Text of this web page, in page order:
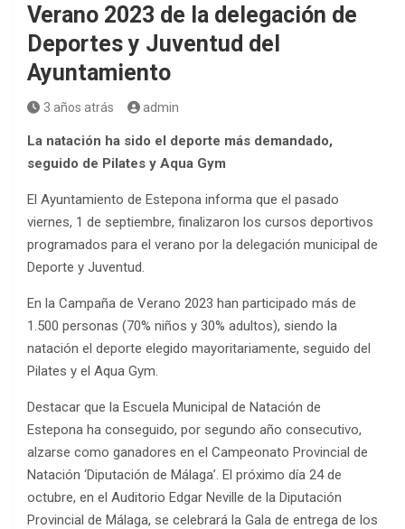
Verano 2023 de la delegación de
Deportes y Juventud del
Ayuntamiento
3 años atrás admin
La natación ha sido el deporte más demandado,
seguido de Pilates y Aqua Gym
El Ayuntamiento de Estepona informa que el pasado
viernes, 1 de septiembre, finalizaron los cursos deportivos
programados para el verano por la delegación municipal de
Deporte y Juventud.
En la Campaña de Verano 2023 han participado más de
1.500 personas (70% niños y 30% adultos), siendo la
natación el deporte elegido mayoritariamente, seguido del
Pilates y el Aqua Gym.
Destacar que la Escuela Municipal de Natación de
Estepona ha conseguido, por segundo año consecutivo,
alzarse como ganadores en el Campeonato Provincial de
Natación ‘Diputación de Málaga’. El próximo día 24 de
octubre, en el Auditorio Edgar Neville de la Diputación
Provincial de Málaga, se celebrará la Gala de entrega de los